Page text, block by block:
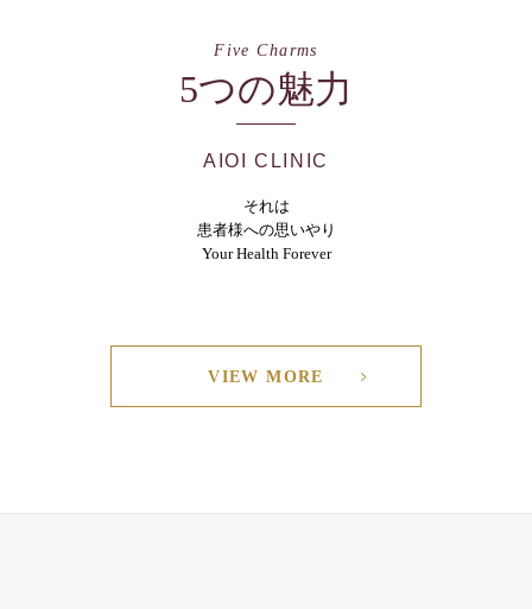
Five Charms
5つの魅力
AIOI CLINIC
それは
患者様への思いやり
Your Health Forever
VIEW MORE